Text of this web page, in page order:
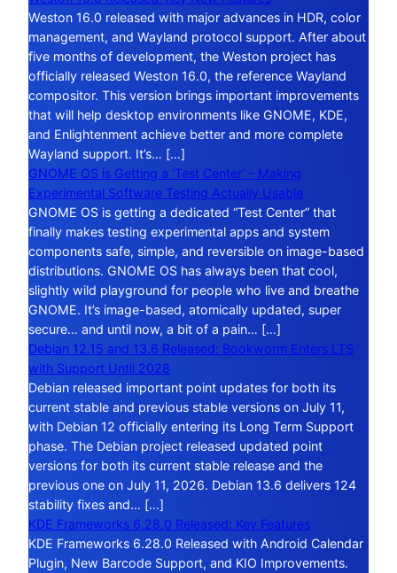
Weston 16.0 released with major advances in HDR, color
management, and Wayland protocol support. After about
five months of development, the Weston project has
officially released Weston 16.0, the reference Wayland
compositor. This version brings important improvements
that will help desktop environments like GNOME, KDE,
and Enlightenment achieve better and more complete
Wayland support. It’s… […]
GNOME OS is Getting a ‘Test Center’ – Making
Experimental Software Testing Actually Usable
GNOME OS is getting a dedicated “Test Center” that
finally makes testing experimental apps and system
components safe, simple, and reversible on image-based
distributions. GNOME OS has always been that cool,
slightly wild playground for people who live and breathe
GNOME. It’s image-based, atomically updated, super
secure… and until now, a bit of a pain… […]
Debian 12.15 and 13.6 Released: Bookworm Enters LTS
with Support Until 2028
Debian released important point updates for both its
current stable and previous stable versions on July 11,
with Debian 12 officially entering its Long Term Support
phase. The Debian project released updated point
versions for both its current stable release and the
previous one on July 11, 2026. Debian 13.6 delivers 124
stability fixes and… […]
KDE Frameworks 6.28.0 Released: Key Features
KDE Frameworks 6.28.0 Released with Android Calendar
Plugin, New Barcode Support, and KIO Improvements.